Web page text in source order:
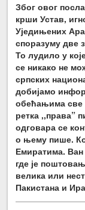
Због овог
крши Устав,
Уједињених
споразуму две
То лудило у
се никако не
српских
добијамо
обећањима све
ретка ,,права”
одговара се
о њему пише.
Емиратима.
где је
велика или
Пакистана и